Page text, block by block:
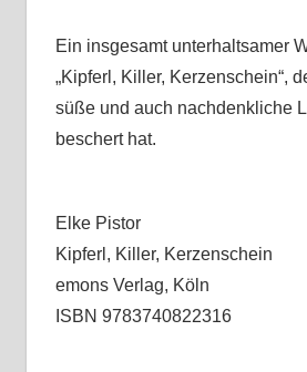
Ein insgesamt unterhaltsamer
„Kipferl, Killer, Kerzenschein“,
süße und auch nachdenkliche
beschert hat.
Elke Pistor
Kipferl, Killer, Kerzenschein
emons Verlag, Köln
ISBN 9783740822316